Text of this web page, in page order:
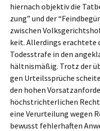
hiernach objek­tiv die
zung” und der
zwischen
keit. Aller­dings erach­te­te
Todes­stra­fe in den
hält­nis­mä­ßig. Trotz der
gen Urteils­sprü­che
den hohen
höchst­rich­ter­li­chen
eine Verur­tei­lung wegen
bewusst fehler­haf­ten